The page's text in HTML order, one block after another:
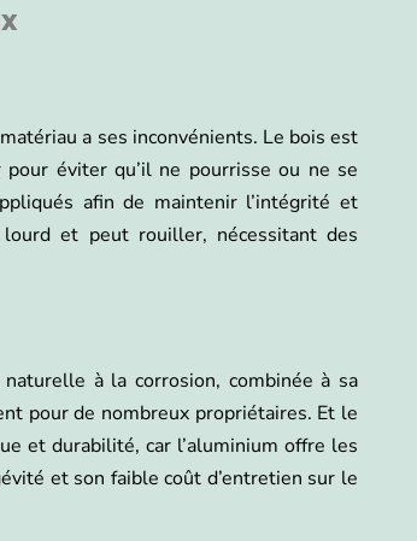
a ses inconvénients. Le bois est
éviter qu’il ne pourrisse ou ne se
afin de maintenir l’intégrité et
et peut rouiller, nécessitant des
à la corrosion, combinée à sa
pour de nombreux propriétaires. Et le
et durabilité, car l’aluminium offre les
et son faible coût d’entretien sur le